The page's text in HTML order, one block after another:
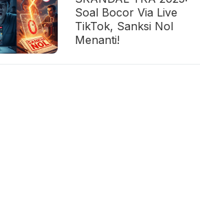
Soal Bocor Via Live
TikTok, Sanksi Nol
Menanti!